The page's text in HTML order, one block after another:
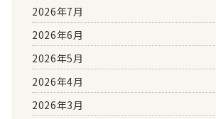
2026年7月
2026年6月
2026年5月
2026年4月
2026年3月